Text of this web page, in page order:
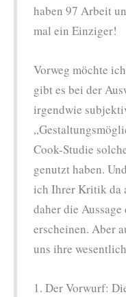
haben 97 Arbeit
mal ein Einziger!
Vorweg möchte
gibt es bei der
irgendwie
Cook-Studie
genutzt haben.
ich Ihrer Kritik da
daher die
erscheinen. Aber
uns ihre
1. Der Vorwurf: